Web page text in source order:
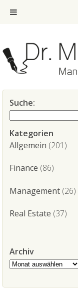
Suche:
Kategorien
Allgemein (201)
Finance (86)
Management(26)
Real Estate (37)
Archiv
Archiv